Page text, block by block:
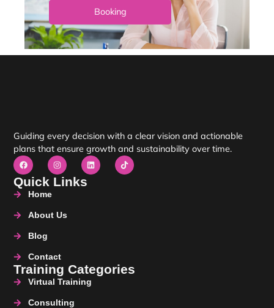
Booking
Guiding every decision with a clear vision and actionable
plans that ensure growth and sustainability over time.
Quick Links
Home
About Us
Blog
Contact
Training Categories
Virtual Training
Consulting